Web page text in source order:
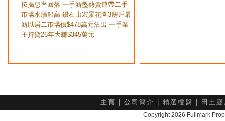
按揭息率回落 一手新盤熱賣連帶二手
市場水漲船高 鑽石山宏景花園3房戶最
新以居二市場價$478萬元沽出 一手業
主持貨26年大賺$345萬元
主頁 公司簡介 精選樓盤 田土
Copyright 2026 Fullmark